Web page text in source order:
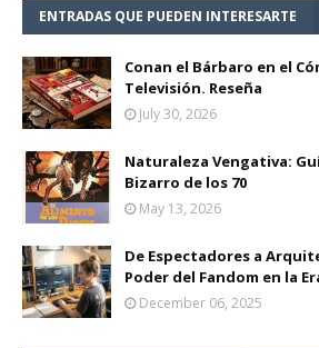
ENTRADAS QUE PUEDEN INTERESARTE
Conan el Bárbaro en el
Televisión. Reseña
July 30, 2026
Naturaleza Vengativa:
Bizarro de los 70
May 13, 2026
De Espectadores a
Poder del Fandom en la
December 06, 2025